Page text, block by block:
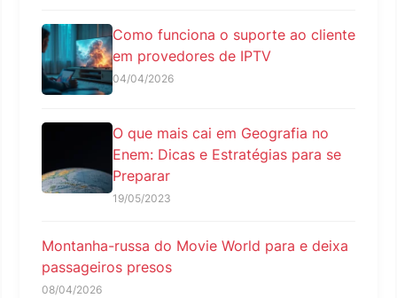
Como funciona o suporte ao cliente
em provedores de IPTV
04/04/2026
O que mais cai em Geografia no
Enem: Dicas e Estratégias para se
Preparar
19/05/2023
Montanha-russa do Movie World para e deixa
passageiros presos
08/04/2026